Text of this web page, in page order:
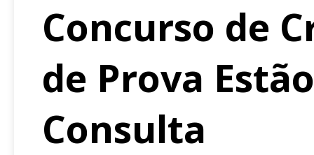
Concurso de
de Prova
Consulta